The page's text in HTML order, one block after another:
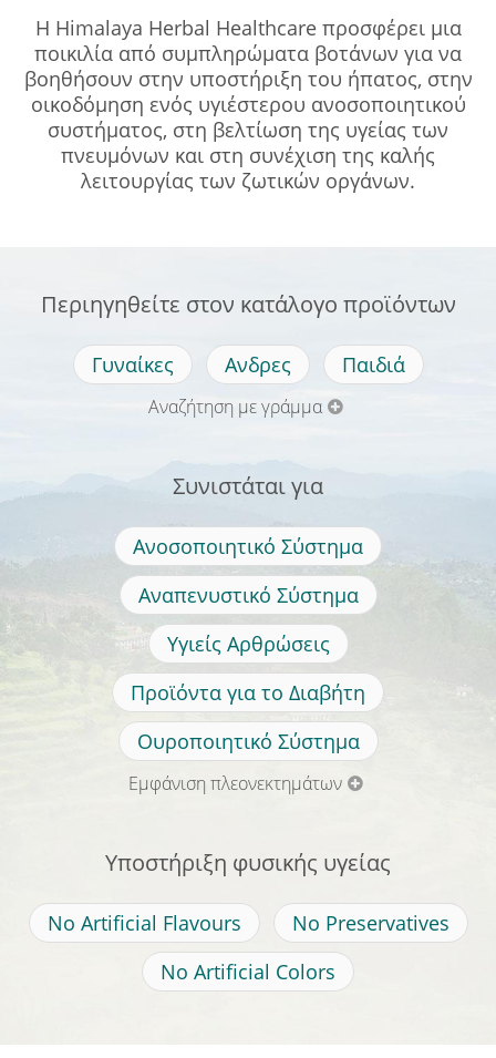
Η Himalaya Herbal Healthcare προσφέρει μια
ποικιλία από συμπληρώματα βοτάνων για να
βοηθήσουν στην υποστήριξη του ήπατος, στην
οικοδόμηση ενός υγιέστερου ανοσοποιητικού
συστήματος, στη βελτίωση της υγείας των
πνευμόνων και στη συνέχιση της καλής
λειτουργίας των ζωτικών οργάνων.
Περιηγηθείτε στον κατάλογο προϊόντων
Γυναίκες Ανδρες Παιδιά
Αναζήτηση με γράμμα
Συνιστάται για
Ανοσοποιητικό Σύστημα
Αναπενυστικό Σύστημα
Υγιείς Αρθρώσεις
Προϊόντα για το Διαβήτη
Ουροποιητικό Σύστημα
Εμφάνιση πλεονεκτημάτων
Υποστήριξη φυσικής υγείας
No Artificial Flavours
No Preservatives
No Artificial Colors